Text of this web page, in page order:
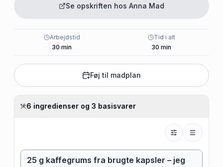
Se opskriften hos Anna Mad
Arbejdstid
30 min
Tid i alt
30 min
Føj til madplan
6 ingredienser og 3 basisvarer
25 g kaffegrums fra brugte kapsler – jeg